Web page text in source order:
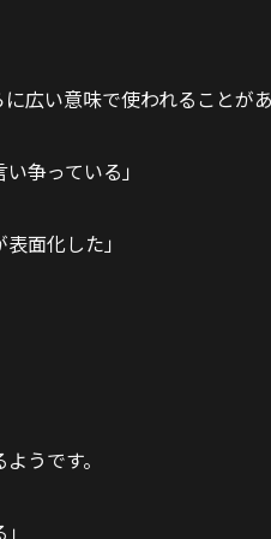
広い意味で使われることが
争っている」
面化した」
うです。